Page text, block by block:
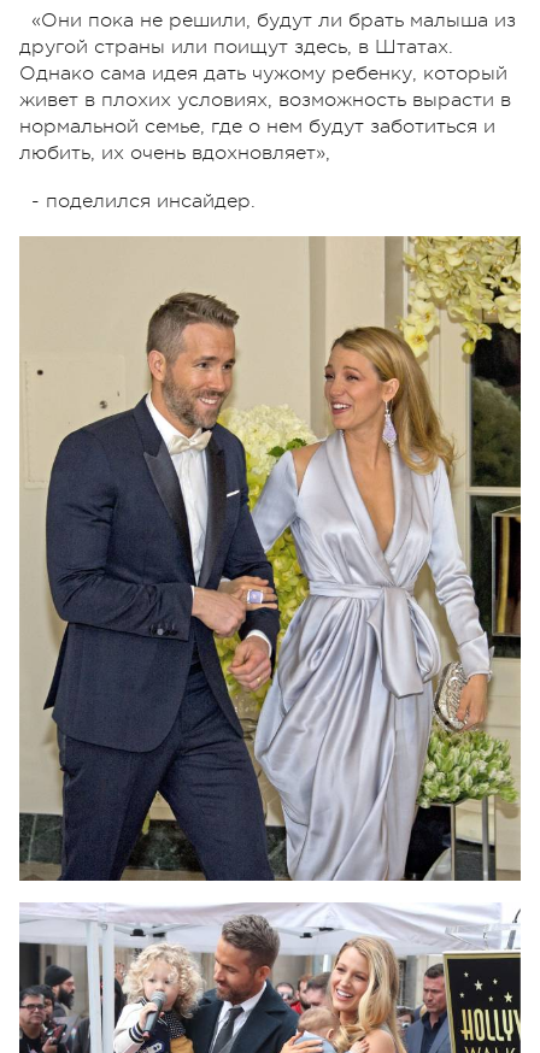
«Они пока не решили, будут ли брать малыша из
другой страны или поищут здесь, в Штатах.
Однако сама идея дать чужому ребенку, который
живет в плохих условиях, возможность вырасти в
нормальной семье, где о нем будут заботиться и
любить, их очень вдохновляет»,
- поделился инсайдер.